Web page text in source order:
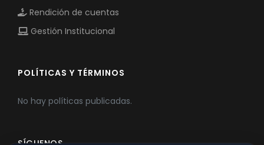
Rendición de cuentas
Gestión Institucional
POLÍTICAS Y TÉRMINOS
No hay políticas publicadas.